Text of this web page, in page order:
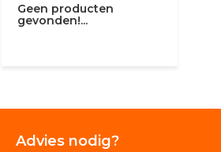
Geen producten
gevonden!...
Advies nodig?